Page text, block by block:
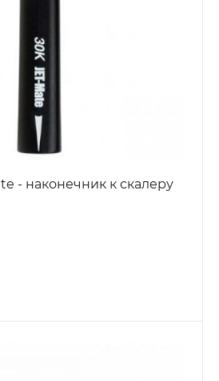
- наконечник к скалеру